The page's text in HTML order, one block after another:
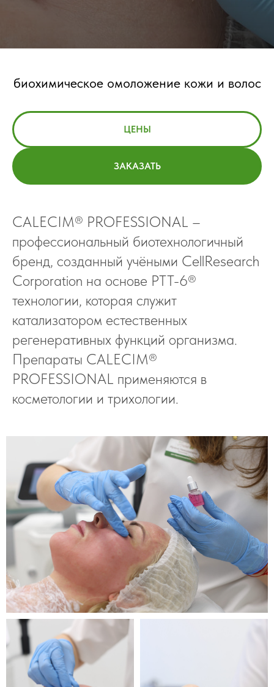
биохимическое омоложение кожи и волос
ЦЕНЫ
ЗАКАЗАТЬ
CALECIM® PROFESSIONAL –
профессиональный биотехнологичный
бренд, созданный учёными CellResearch
Corporation на основе PTT-6®
технологии, которая служит
катализатором естественных
регенеративных функций организма.
Препараты CALECIM®
PROFESSIONAL применяются в
косметологии и трихологии.